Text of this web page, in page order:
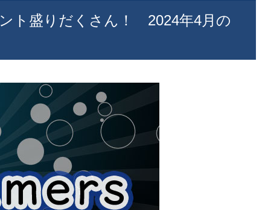
ント盛りだくさん！ 2024年4月の